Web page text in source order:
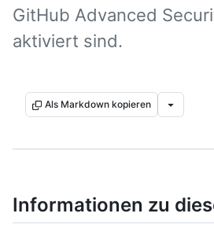
GitHub Advanced
aktiviert sind.
Als Markdown kopieren
Informationen zu